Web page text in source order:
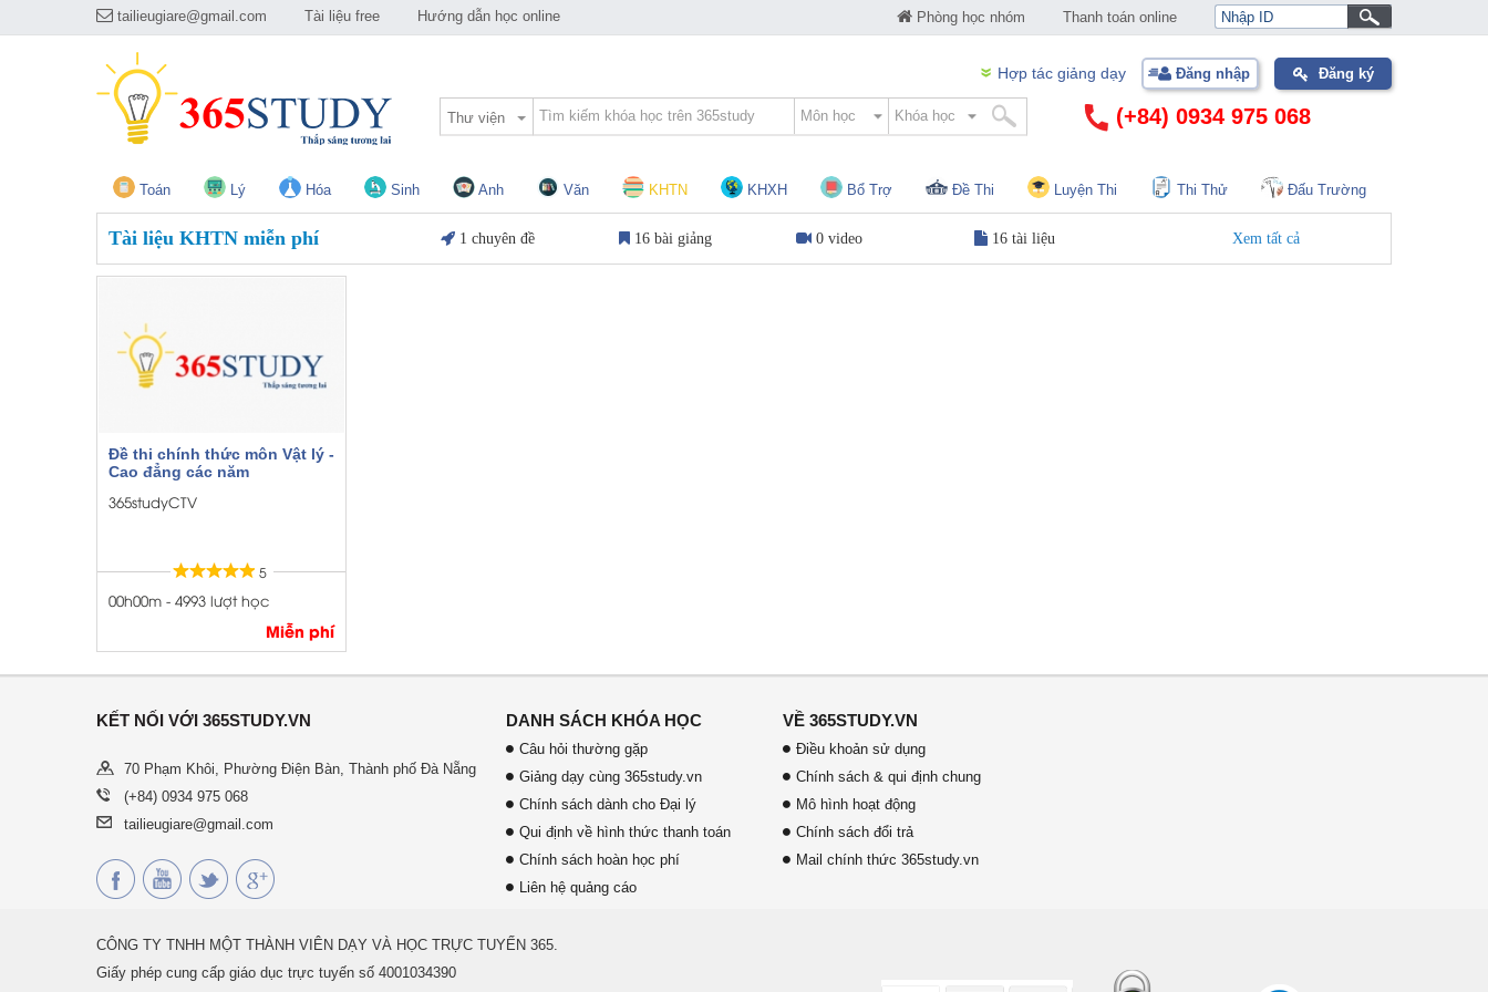
tailieugiare@gmail.com Tài liệu free Hướng dẫn học online Phòng học nhóm Thanh toán online
Hợp tác giảng dạy Đăng nhập Đăng ký
(+84) 0934 975 068
Thư viện
Toán Lý Hóa Sinh Anh Văn KHTN KHXH Bổ Trợ Đề Thi Luyện Thi Thi Thử Đấu Trường
Tài liệu KHTN miễn phí 1 chuyên đề 16 bài giảng 0 video 16 tài liệu Xem tất cả
Đề thi chính thức môn Vật lý -
Cao đẳng các năm
365studyCTV
5
00h00m - 4993 lượt học
Miễn phí
KẾT NỐI VỚI 365STUDY.VN
70 Phạm Khôi, Phường Điện Bàn, Thành phố Đà Nẵng
(+84) 0934 975 068
tailieugiare@gmail.com
DANH SÁCH KHÓA HỌC
Câu hỏi thường gặp
Giảng dạy cùng 365study.vn
Chính sách dành cho Đại lý
Qui định về hình thức thanh toán
Chính sách hoàn học phí
Liên hệ quảng cáo
VỀ 365STUDY.VN
Điều khoản sử dụng
Chính sách & qui định chung
Mô hình hoạt động
Chính sách đổi trả
Mail chính thức 365study.vn
CÔNG TY TNHH MỘT THÀNH VIÊN DẠY VÀ HỌC TRỰC TUYẾN 365.
Giấy phép cung cấp giáo dục trực tuyến số 4001034390